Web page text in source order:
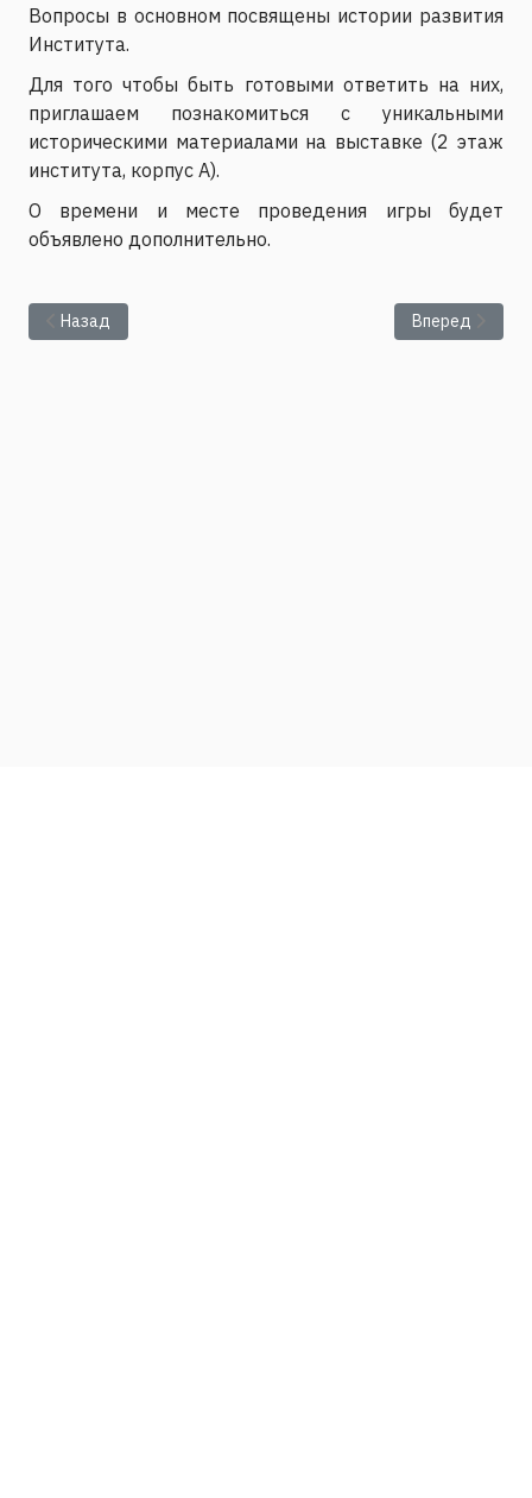
Вопросы в основном посвящены истории развития
Института.
Для того чтобы быть готовыми ответить на них,
приглашаем познакомиться с уникальными
историческими материалами на выставке (2 этаж
института, корпус А).
О времени и месте проведения игры будет
объявлено дополнительно.
Предыдущий: Неравновесные процессы в сплошных средах
Назад Следующий:
Вперед